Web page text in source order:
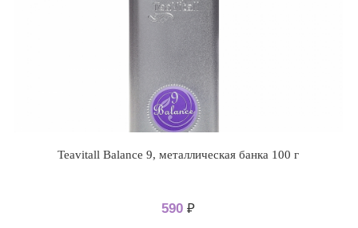
Teavitall Balance 9, металлическая банка 100 г
590 ₽